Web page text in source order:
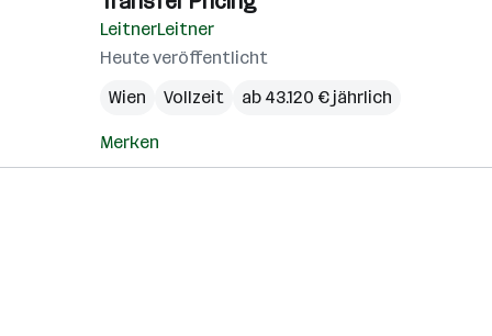
LeitnerLeitner
Heute veröffentlicht
Wien
Vollzeit ab 43.120 € jährlich
Merken